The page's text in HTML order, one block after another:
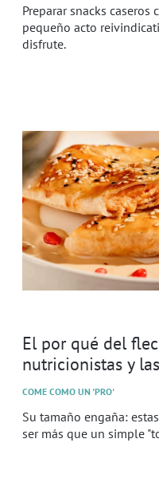
Preparar snacks
pequeño acto
disfrute.
El por qué del
nutricionistas y
COME COMO UN 'PRO'
Su tamaño engaña:
ser más que un simple